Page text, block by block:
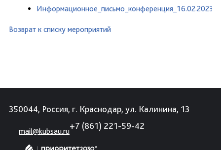
Возврат к списку мероприятий
350044, Россия, г. Краснодар, ул. Калинина, 13
mail@kubsau.ru
+7 (861) 221-59-42